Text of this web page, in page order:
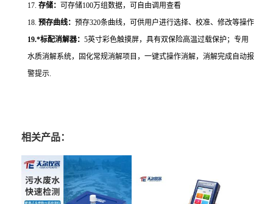
17. 存储： 可存储100万组数据，可自由调用查看
18. 预存曲线： 预存320条曲线，可供用户进行选择、校准、修改等操作
19.*标配消解器： 5英寸彩色触摸屏，具有双保险高温过载保护；专用
水质消解系统，固化常规消解项目，一键式操作消解，消解完成自动报
警提示.
相关产品：